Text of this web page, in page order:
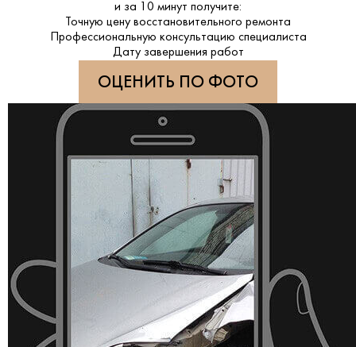
и за 10 минут получите:
Точную цену восстановительного ремонта
Профессиональную консультацию специалиста
Дату завершения работ
ОЦЕНИТЬ ПО ФОТО